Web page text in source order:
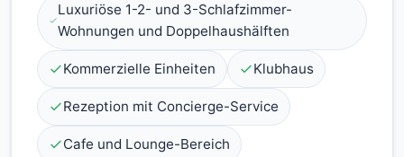
Luxuriöse 1-2- und 3-Schlafzimmer-
Wohnungen und Doppelhaushälften
Kommerzielle Einheiten Klubhaus
Rezeption mit Concierge-Service
Cafe und Lounge-Bereich